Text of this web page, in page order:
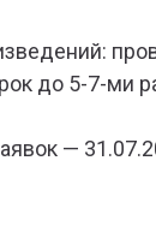
до 5-7-ми
—